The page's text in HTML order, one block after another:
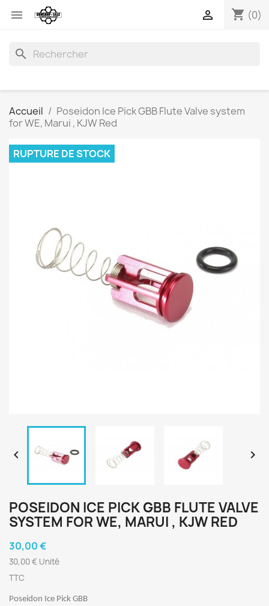
 shopping_cart (0)

search
Accueil
Poseidon Ice Pick GBB Flute Valve system
for WE, Marui , KJW Red
RUPTURE DE STOCK
 
POSEIDON ICE PICK GBB FLUTE VALVE
SYSTEM FOR WE, MARUI , KJW RED
30,00 €
30,00 € Unité
TTC
Poseidon Ice Pick GBB